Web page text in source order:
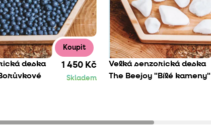
Koupit
deska
1 450 Kč
Skladem
Velká senzorická deska
The Beejoy "Bílé kameny"